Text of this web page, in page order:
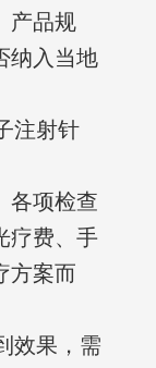
产品规
纳入当地
注射针
各项检查
疗费、手
方案而
效果，需